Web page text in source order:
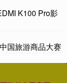
K100 Pro影
国旅游商品大赛